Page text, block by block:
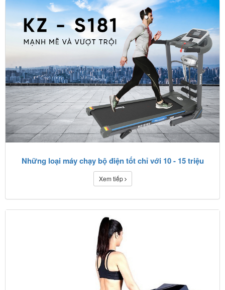
Những loại máy chạy bộ điện tốt chỉ với 10 - 15 triệu
Xem tiếp